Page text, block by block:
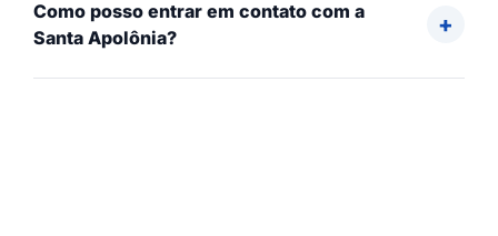
Como posso entrar em contato com a
Santa Apolônia?